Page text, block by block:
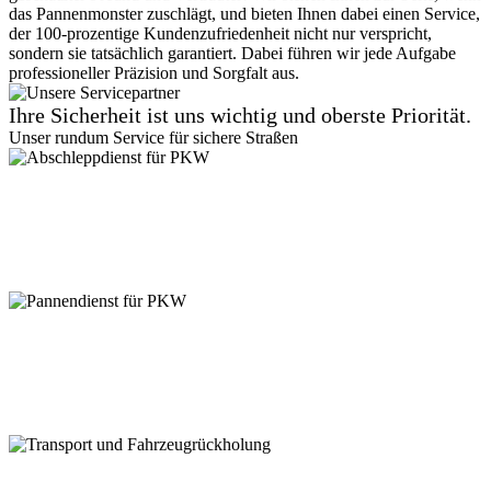
das Pannenmonster zuschlägt, und bieten Ihnen dabei einen Service,
der 100-prozentige Kundenzufriedenheit nicht nur verspricht,
sondern sie tatsächlich garantiert. Dabei führen wir jede Aufgabe
professioneller Präzision und Sorgfalt aus.
Ihre Sicherheit ist uns wichtig und oberste Priorität.
Unser rundum Service für sichere Straßen